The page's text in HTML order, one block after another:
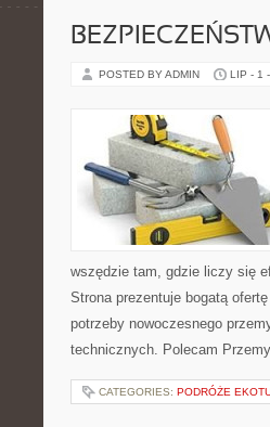
POSTED BY ADMIN LIP - 1
wszędzie tam, gdzie liczy się
Strona prezentuje bogatą
potrzeby nowoczesnego
technicznych. Polecam
CATEGORIES: PODRÓŻE